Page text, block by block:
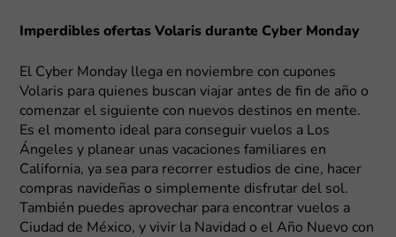
Imperdibles ofertas Volaris durante Cyber Monday
El Cyber Monday llega en noviembre con cupones
Volaris para quienes buscan viajar antes de fin de año o
comenzar el siguiente con nuevos destinos en mente.
Es el momento ideal para conseguir vuelos a Los
Ángeles y planear unas vacaciones familiares en
California, ya sea para recorrer estudios de cine, hacer
compras navideñas o simplemente disfrutar del sol.
También puedes aprovechar para encontrar vuelos a
Ciudad de México, y vivir la Navidad o el Año Nuevo con